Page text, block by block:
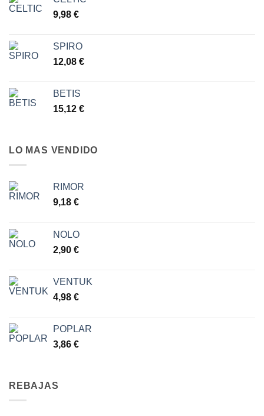
9,98 €
SPIRO
12,08 €
BETIS
15,12 €
LO MAS VENDIDO
RIMOR
9,18 €
NOLO
2,90 €
VENTUK
4,98 €
POPLAR
3,86 €
REBAJAS